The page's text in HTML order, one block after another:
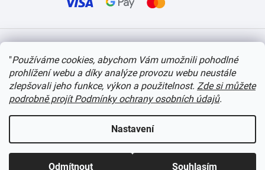
"Používáme cookies, abychom Vám umožnili pohodlné
prohlížení webu a díky analýze provozu webu neustále
zlepšovali jeho funkce, výkon a použitelnost. Zde si můžete
podrobně projít Podmínky ochrany osobních údajů.
Nastavení
Odmítnout Souhlasím
Copyright 2026itvlaky.cz . Všechna práva vyhrazena. Upravit nastavení cookies